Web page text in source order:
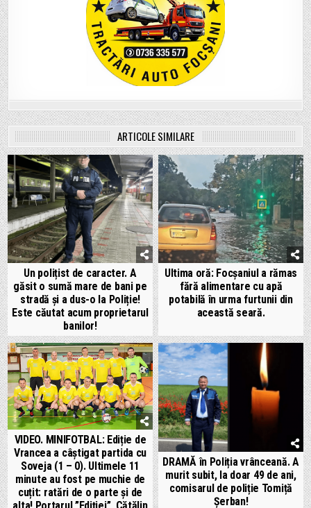
ARTICOLE SIMILARE
Un polițist de caracter. A
găsit o sumă mare de bani pe
stradă și a dus-o la Poliție!
Este căutat acum proprietarul
banilor!
Ultima oră: Focșaniul a rămas
fără alimentare cu apă
potabilă în urma furtunii din
această seară.
VIDEO. MINIFOTBAL: Ediție de
Vrancea a câștigat partida cu
Soveja (1 – 0). Ultimele 11
minute au fost pe muchie de
cuțit: ratări de o parte și de
DRAMĂ în Poliția vrânceană. A
murit subit, la doar 49 de ani,
comisarul de poliție Tomiță
Șerban!